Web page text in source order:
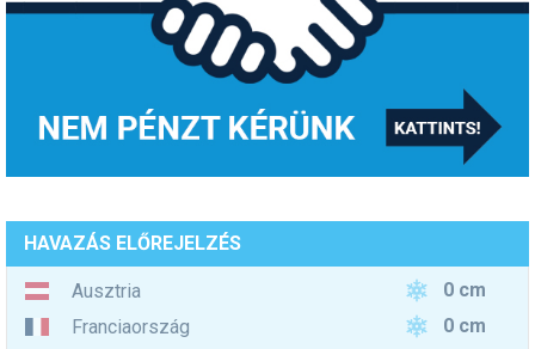
HAVAZÁS ELŐREJELZÉS
Ausztria
0 cm
Franciaország
0 cm